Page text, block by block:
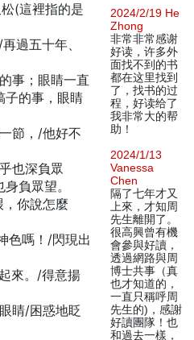
(這裡指的是
過五十年、
事；眼睛一直
子的事，眼睛
節，/他好不
也深負眾
負眾望。
你說怎麼
色嗎！/閃現出
來。/得意揚
睛/困惑地眨
2024/2/19 He
Zhong
非常非常感谢
好读，许多外
面找不到的书
都在这里找到
了，找书的过
程，好读给了
我非常大的帮
助！
2024/1/13
Vanessa
Chen
隔了七年才又
上來，才知周
先生離開了。
很高興曾有機
會參與好讀，
透過網路與周
博士共事（真
也才知道的，
一直只稱呼周
先生的)，感謝
好讀團隊！也
和過去一樣，